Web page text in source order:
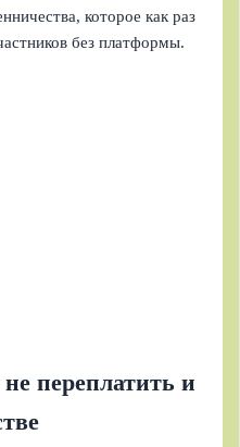
которое как раз
без платформы.
переплатить и